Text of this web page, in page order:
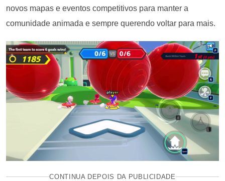
novos mapas e eventos competitivos para manter a
comunidade animada e sempre querendo voltar para mais.
CONTINUA DEPOIS DA PUBLICIDADE